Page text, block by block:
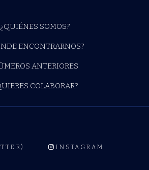
¿QUIÉNES SOMOS?
ENCONTRARNOS?
ANTERIORES
COLABORAR?
INSTAGRAM